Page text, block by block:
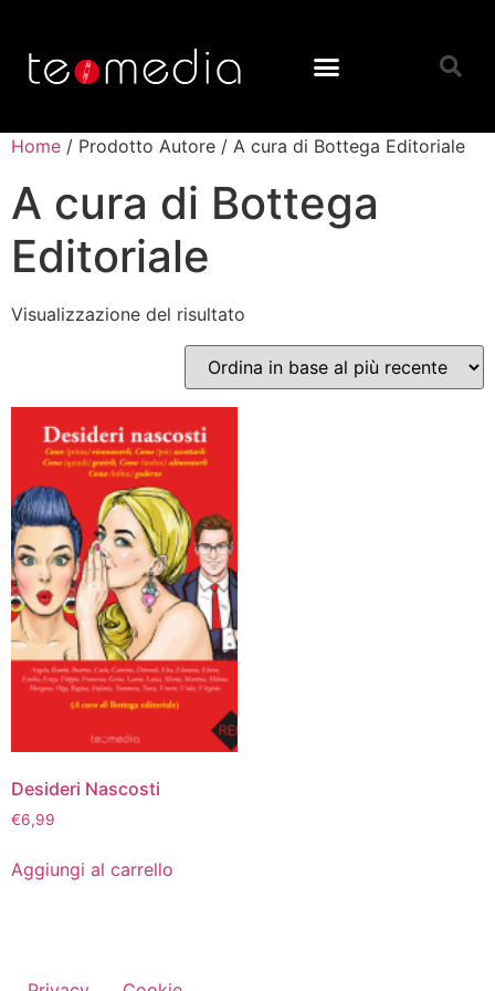
Home / Prodotto Autore / A cura di Bottega Editoriale
A cura di Bottega
Editoriale
Visualizzazione del risultato
Desideri Nascosti
€6,99
Aggiungi al carrello